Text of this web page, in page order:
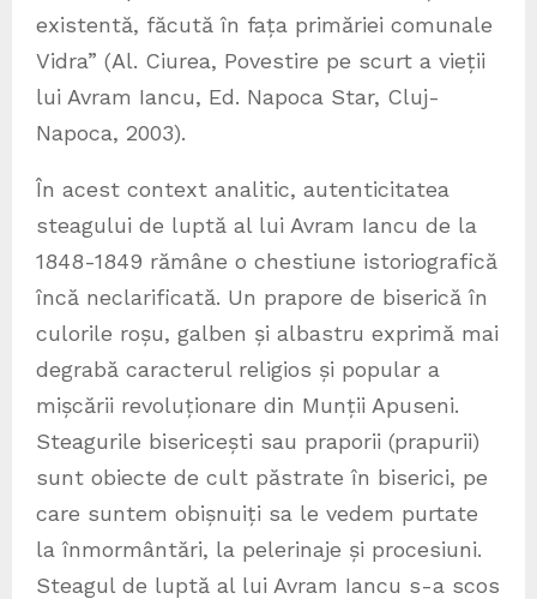
existentă, făcută în fața primăriei comunale
Vidra” (Al. Ciurea, Povestire pe scurt a vieții
lui Avram Iancu, Ed. Napoca Star, Cluj-
Napoca, 2003).
În acest context analitic, autenticitatea
steagului de luptă al lui Avram Iancu de la
1848-1849 rămâne o chestiune istoriografică
încă neclarificată. Un prapore de biserică în
culorile roșu, galben și albastru exprimă mai
degrabă caracterul religios și popular a
mișcării revoluționare din Munții Apuseni.
Steagurile bisericești sau praporii (prapurii)
sunt obiecte de cult păstrate în biserici, pe
care suntem obișnuiți sa le vedem purtate
la înmormântări, la pelerinaje și procesiuni.
Steagul de luptă al lui Avram Iancu s-a scos